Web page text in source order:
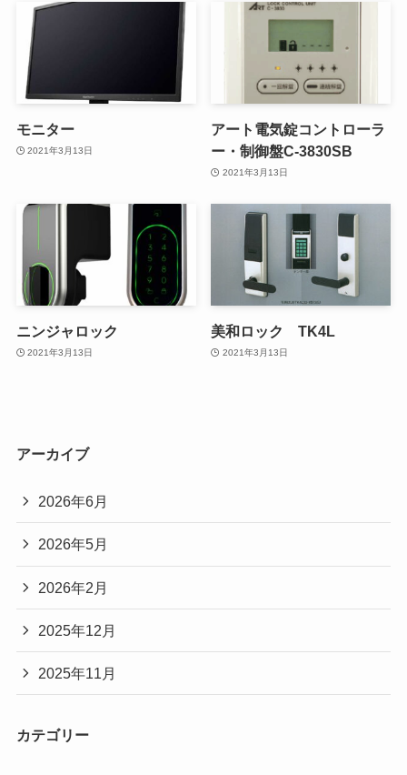
モニター
2021年3月13日
アート電気錠コントローラ
ー・制御盤C-3830SB
2021年3月13日
ニンジャロック
2021年3月13日
美和ロック TK4L
2021年3月13日
アーカイブ
2026年6月
2026年5月
2026年2月
2025年12月
2025年11月
カテゴリー